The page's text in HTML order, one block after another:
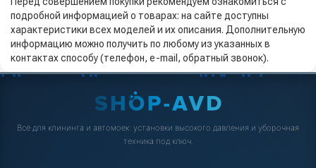
подробной информацией о товарах: на сайте доступны
характеристики всех моделей и их описания. Дополнительную
информацию можно получить по любому из указанных в
контактах способу (телефон, e-mail, обратный звонок).
Всё для клининга и автомоек: установки высокого давления и уборочная
техника под ключ.